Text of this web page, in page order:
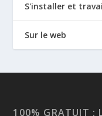
S'installer et
Sur le web
100% GRATUIT :